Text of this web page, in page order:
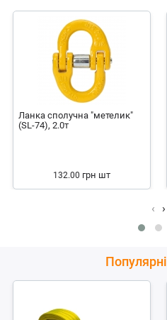
Ланка сполучна "метелик"
(SL-74), 2.0т
132.00 грн шт
‹ ›
Популярні